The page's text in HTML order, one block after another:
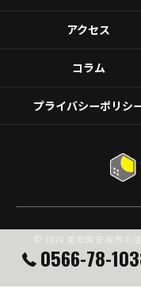
0566-78-
アクセス
コラム
プライバシーポリシ
© 2026 愛知県安城市の